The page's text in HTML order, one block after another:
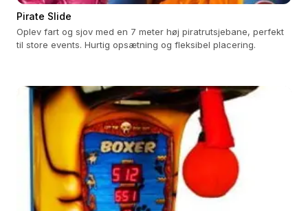
Pirate Slide
Oplev fart og sjov med en 7 meter høj piratrutsjebane, perfekt
til store events. Hurtig opsætning og fleksibel placering.